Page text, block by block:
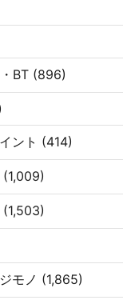
BT (896)
ント (414)
モノ (1,865)